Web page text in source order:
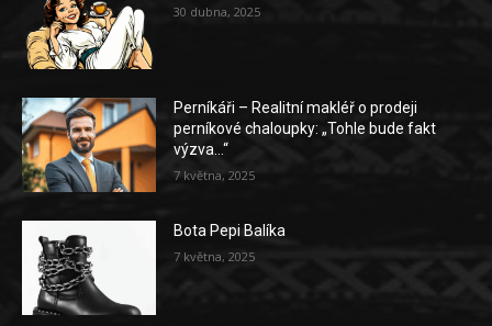
30 dubna, 2025
Perníkáři – Realitní makléř o prodeji
perníkové chaloupky: „Tohle bude fakt
výzva…“
7 května, 2025
Bota Pepi Balíka
7 května, 2025